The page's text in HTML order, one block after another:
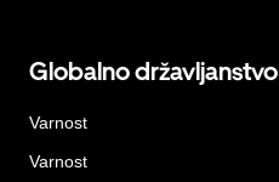
Globalno državljanstvo
Varnost
Varnost